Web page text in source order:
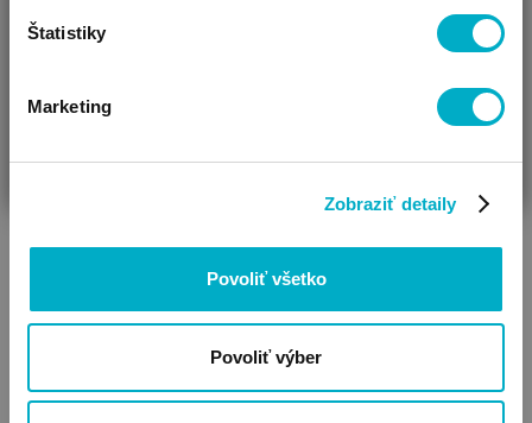
Štatistiky
Marketing
Zobraziť detaily
Povoliť všetko
Povoliť výber